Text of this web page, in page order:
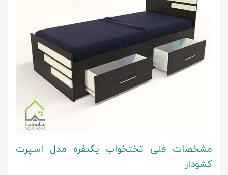
مشخصات فنی تختخواب یکنفره مدل اسپرت
کشودار